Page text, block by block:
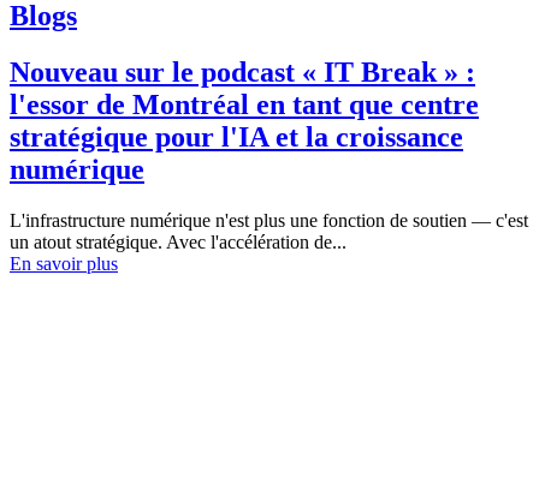
Blogs
Nouveau sur le podcast « IT Break » :
l'essor de Montréal en tant que centre
stratégique pour l'IA et la croissance
numérique
L'infrastructure numérique n'est plus une fonction de soutien — c'est
un atout stratégique. Avec l'accélération de...
En savoir plus